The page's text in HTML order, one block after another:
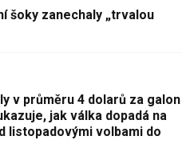
šoky zanechaly „trvalou
v průměru 4 dolarů za galon
jak válka dopadá na
listopadovými volbami do